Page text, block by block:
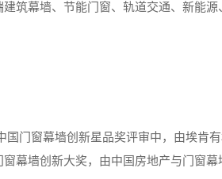
筑幕墙、节能门窗、轨道交通、新能
门窗幕墙创新星品奖评审中，由埃肯
墙创新大奖，由中国房地产与门窗幕